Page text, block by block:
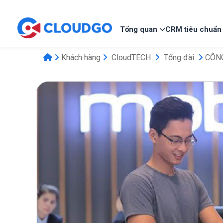
Tổng quan CRM tiêu chuẩn
Khách hàng CloudTECH Tổng đài